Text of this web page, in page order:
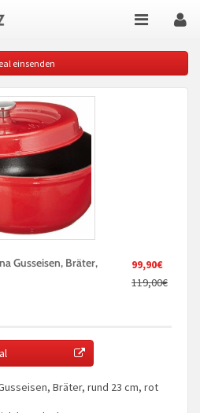
einsenden
99,90€
119,00€
Gusseisen, Bräter,
Bräter, rund 23 cm, rot